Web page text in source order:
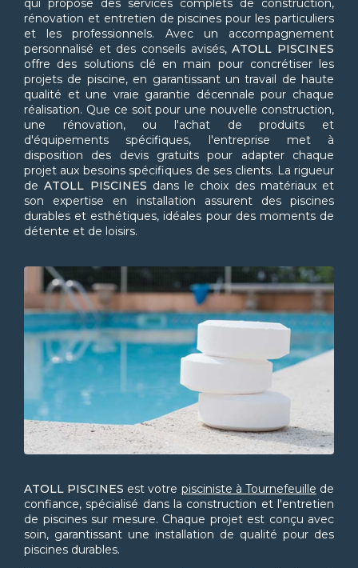
qui propose des services complets de construction,
rénovation et entretien de piscines pour les particuliers
et les professionnels. Avec un accompagnement
personnalisé et des conseils avisés,ATOLL PISCINES
offre des solutions clé en main pour concrétiser les
projets de piscine, en garantissant un travail de haute
qualité et une vraie garantie décennale pour chaque
réalisation. Que ce soit pour une nouvelle construction,
une rénovation, ou l'achat de produits et
d'équipements spécifiques, l'entreprise met à
disposition des devis gratuits pour adapter chaque
projet aux besoins spécifiques de ses clients. La rigueur
deATOLL PISCINES dans le choix des matériaux et
son expertise en installation assurent des piscines
durables et esthétiques, idéales pour des moments de
détente et de loisirs.
ATOLL PISCINES est votre pisciniste à Tournefeuille de
confiance, spécialisé dans la construction et l'entretien
de piscines sur mesure. Chaque projet est conçu avec
soin, garantissant une installation de qualité pour des
piscines durables.